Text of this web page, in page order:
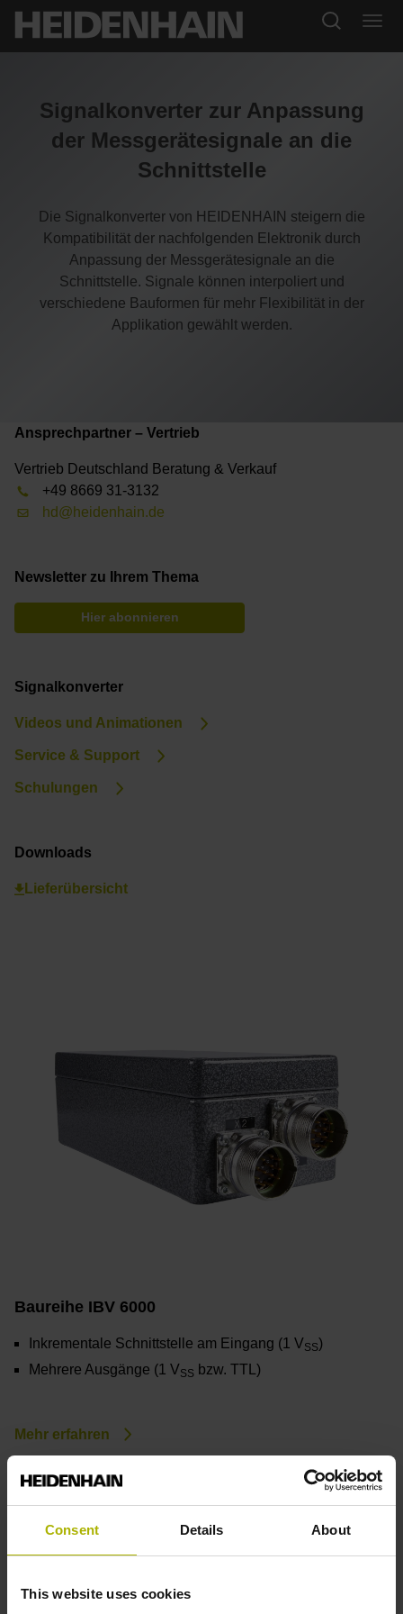
Consent Details About
This website uses cookies
Signalkonverter zur Anpassung
der Messgerätesignale an die
Schnittstelle
Die Signalkonverter von HEIDENHAIN steigern die
Kompatibilität der nachfolgenden Elektronik durch
Anpassung der Messgerätesignale an die
Schnittstelle. Signale können interpoliert und
verschiedene Bauformen für mehr Flexibilität in der
Applikation gewählt werden.
Ansprechpartner – Vertrieb
Vertrieb Deutschland Beratung & Verkauf
+49 8669 31-3132
hd@heidenhain.de
Newsletter zu Ihrem Thema
Hier abonnieren
Signalkonverter
Videos und Animationen
Service & Support
Schulungen
Downloads
Lieferübersicht
Baureihe IBV 6000
Inkrementale Schnittstelle am Eingang (1 VSS)
Mehrere Ausgänge (1 VSS bzw. TTL)
Mehr erfahren